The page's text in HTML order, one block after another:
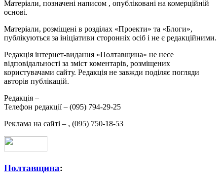
Матеріали, позначені написом , опубліковані на комерційній
основі.
Матеріали, розміщені в розділах «Проекти» та «Блоги»,
публікуються за ініціативи сторонніх осіб і не є редакційними.
Редакція інтернет-видання «Полтавщина» не несе
відповідальності за зміст коментарів, розміщених
користувачами сайту. Редакція не завжди поділяє погляди
авторів публікацій.
Редакція –
Телефон редакції – (095) 794-29-25
Реклама на сайті – , (095) 750-18-53
Полтавщина: